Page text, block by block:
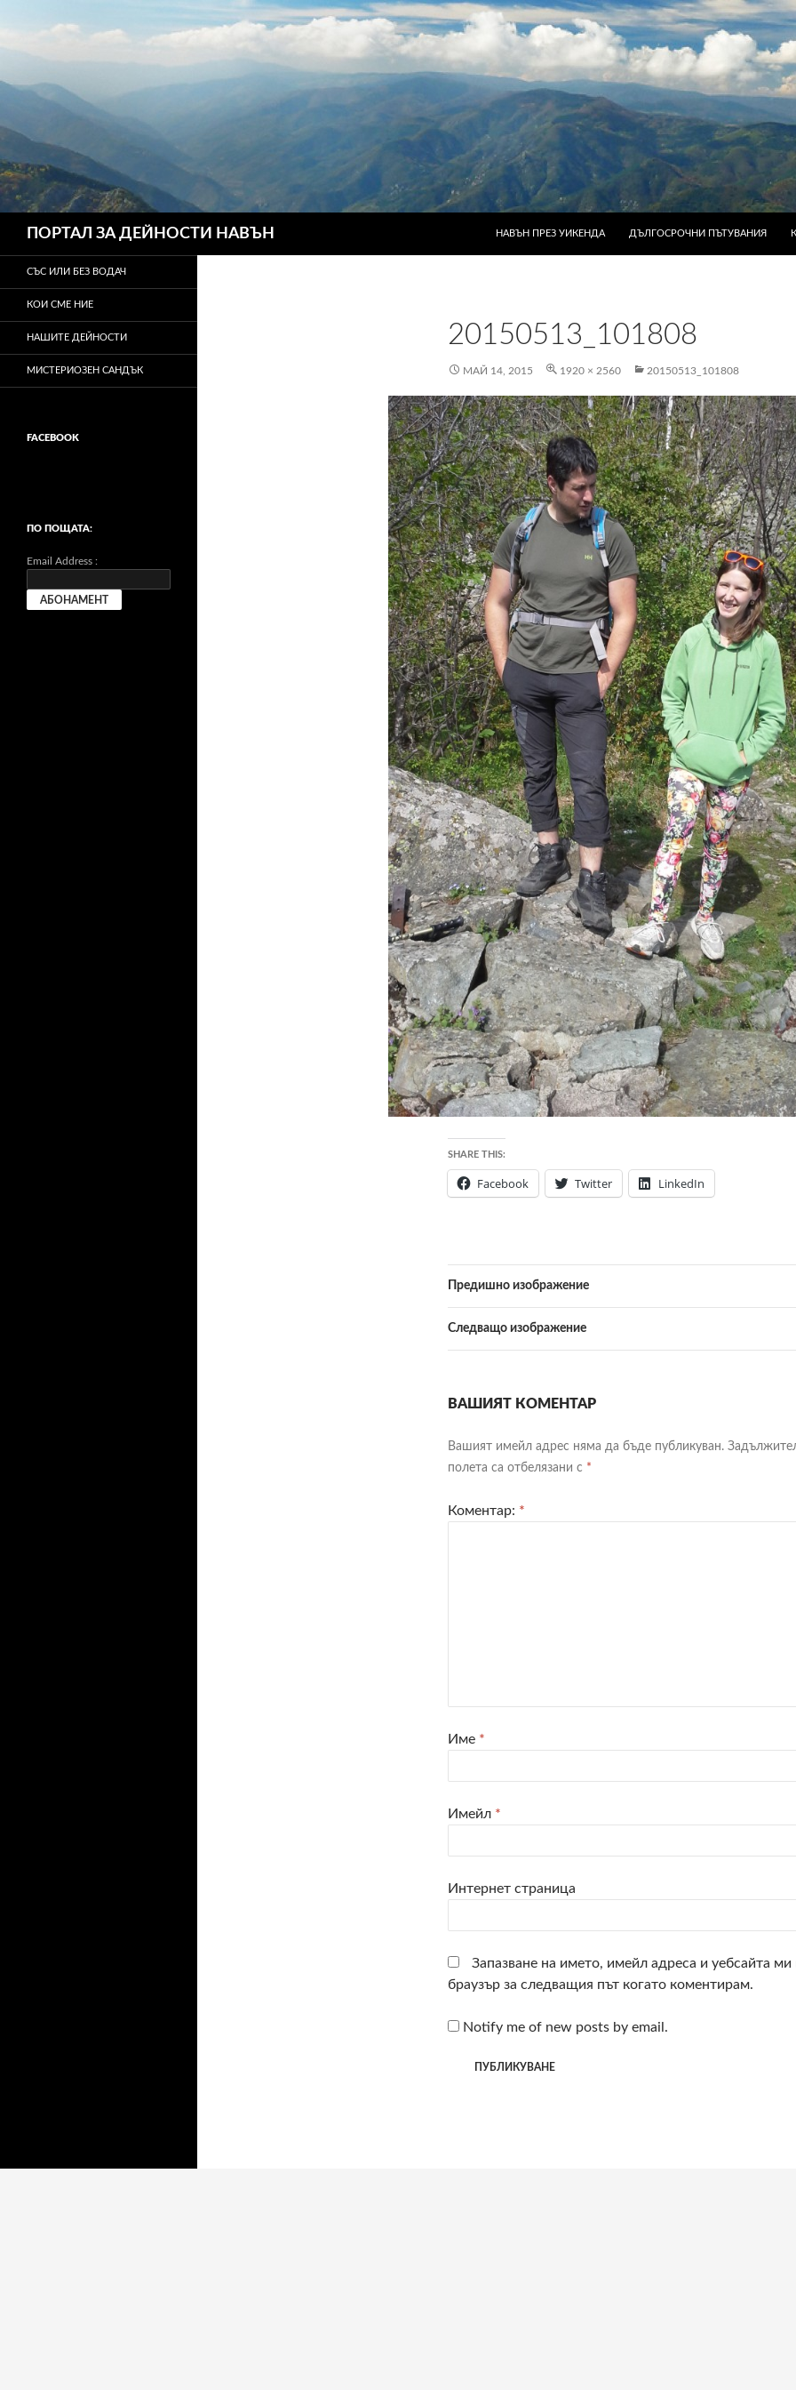
ПОРТАЛ ЗА ДЕЙНОСТИ НАВЪН
НАВЪН ПРЕЗ УИКЕНДА
ДЪЛГОСРОЧНИ ПЪТУВАНИЯ
20150513_101808
МАЙ 14, 2015 1920 × 2560 20150513_101808
SHARE THIS:
Facebook Twitter LinkedIn
Предишно изображение
Следващо изображение
ВАШИЯТ КОМЕНТАР
Вашият имейл адрес няма да бъде публикуван.
полета са отбелязани с *
Коментар: *
Име *
Имейл *
Интернет страница
Запазване на името, имейл адреса и уебсайта ми
браузър за следващия път когато коментирам.
Notify me of new posts by email.
СЪС ИЛИ БЕЗ ВОДАЧ
КОИ СМЕ НИЕ
НАШИТЕ ДЕЙНОСТИ
МИСТЕРИОЗЕН САНДЪК
FACEBOOK
ПО ПОЩАТА:
Email Address :